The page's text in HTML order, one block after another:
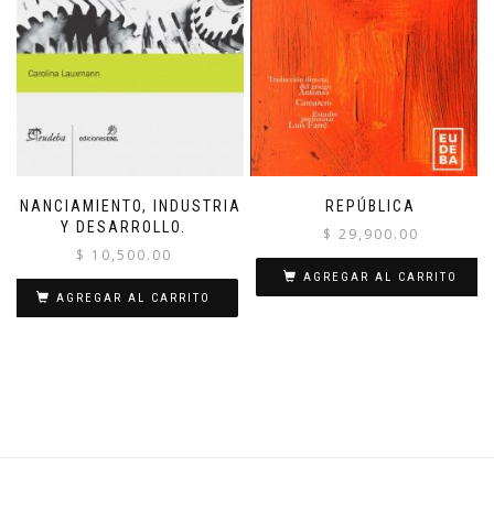
FINANCIAMIENTO, INDUSTRIA
Y DESARROLLO.
$ 10,500.00
AGREGAR AL CARRITO
REPÚBLICA
$ 29,900.00
AGREGAR AL CARRITO